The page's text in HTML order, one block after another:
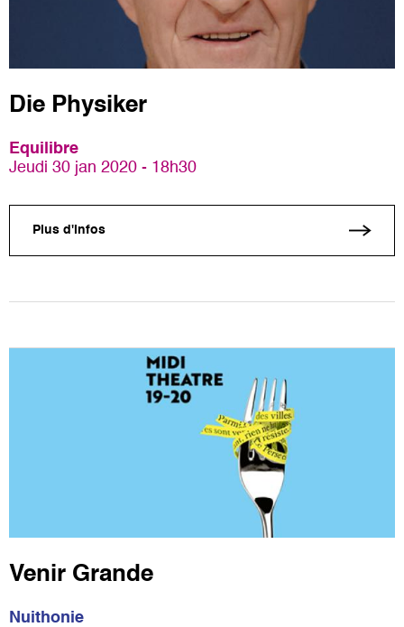
Die Physiker
Equilibre
Jeudi 30 jan 2020 - 18h30
Plus d'infos
Venir Grande
Nuithonie